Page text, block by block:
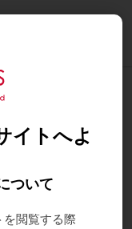
イトへよ
ついて
閲覧する際